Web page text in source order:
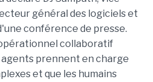
général des logiciels et
conférence de presse.
collaboratif
prennent en charge
et que les humains